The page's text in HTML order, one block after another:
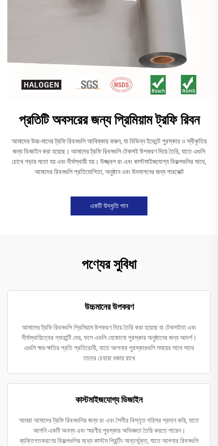
প্রতিটি অবসরের জন্য প্রিমিয়াম ট্রফি রিবন
আমাদের উচ্চ-মানের ট্রফি রিবনগুলি আবিষ্কার করুন, যা বিভিন্ন ইভেন্টে পুরস্কার ও স্বীকৃতির
জন্য ডিজাইন করা হয়েছে। আমাদের ট্রফি রিবনগুলি টেকসই উপকরণ দিয়ে তৈরি, যাতে এগুলি
চোখে পড়ার মতো হয় এবং দীর্ঘস্থায়ী হয়। উজ্জ্বল রং এবং কাস্টমাইজযোগ্য বিকল্পগুলির সাথে,
আমাদের রিবনগুলি প্রতিযোগিতা, অনুষ্ঠান এবং উদযাপনের জন্য পারফেক্ট
একটি উদ্ধৃতি পান
পণ্যের সুবিধা
উচ্চমানের উপকরণ
আমাদের ট্রফি রিবনগুলি প্রিমিয়াম উপকরণ দিয়ে তৈরি করা হয়েছে যা টেকসইতা এবং
দীর্ঘস্থায়িত্বের গ্যারান্টি দেয়, ফলে এগুলি যেকোনো পুরস্কার অনুষ্ঠানের জন্য আদর্শ।
এগুলি ক্ষয়-ক্ষতির প্রতি প্রতিরোধী, যাতে আপনার পুরস্কারগুলি সময়ের সাথে সাথে
তাদের চেহারা বজায় রাখে
কাস্টমাইজযোগ্য ডিজাইন
আমরা আমাদের ট্রফি রিবনগুলির জন্য রং এবং শৈলীর বিস্তৃত পরিসর প্রদান করি, যাতে
আপনি একটি অনন্য এবং স্মরণীয় পুরস্কার অভিজ্ঞতা তৈরি করতে পারেন।
ব্যক্তিগতকরণের বিকল্পগুলির মধ্যে কাস্টম প্রিন্টিং অন্তর্ভুক্ত, যাতে আপনার রিবনগুলি